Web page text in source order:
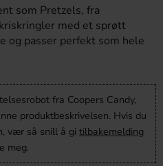
som Pretzels, fra
med et sprøtt
og passer perfekt som hele
fra Coopers Candy,
produktbeskrivelsen. Hvis du
vær så snill å gi tilbakemelding
meg.